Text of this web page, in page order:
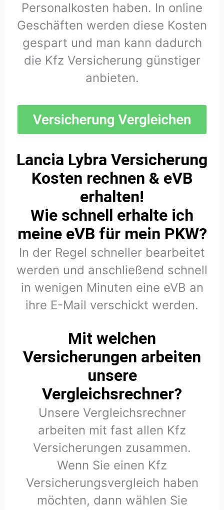
Personalkosten haben. In online
Geschäften werden diese Kosten
gespart und man kann dadurch
die Kfz Versicherung günstiger
anbieten.
Lancia Lybra Versicherung
Kosten rechnen & eVB
erhalten!
Wie schnell erhalte ich
meine eVB für mein PKW?
In der Regel schneller bearbeitet
werden und anschließend schnell
in wenigen Minuten eine eVB an
ihre E-Mail verschickt werden.
Mit welchen
Versicherungen arbeiten
unsere
Vergleichsrechner?
Unsere Vergleichsrechner
arbeiten mit fast allen Kfz
Versicherungen zusammen.
Wenn Sie einen Kfz
Versicherungsvergleich haben
möchten, dann wählen Sie